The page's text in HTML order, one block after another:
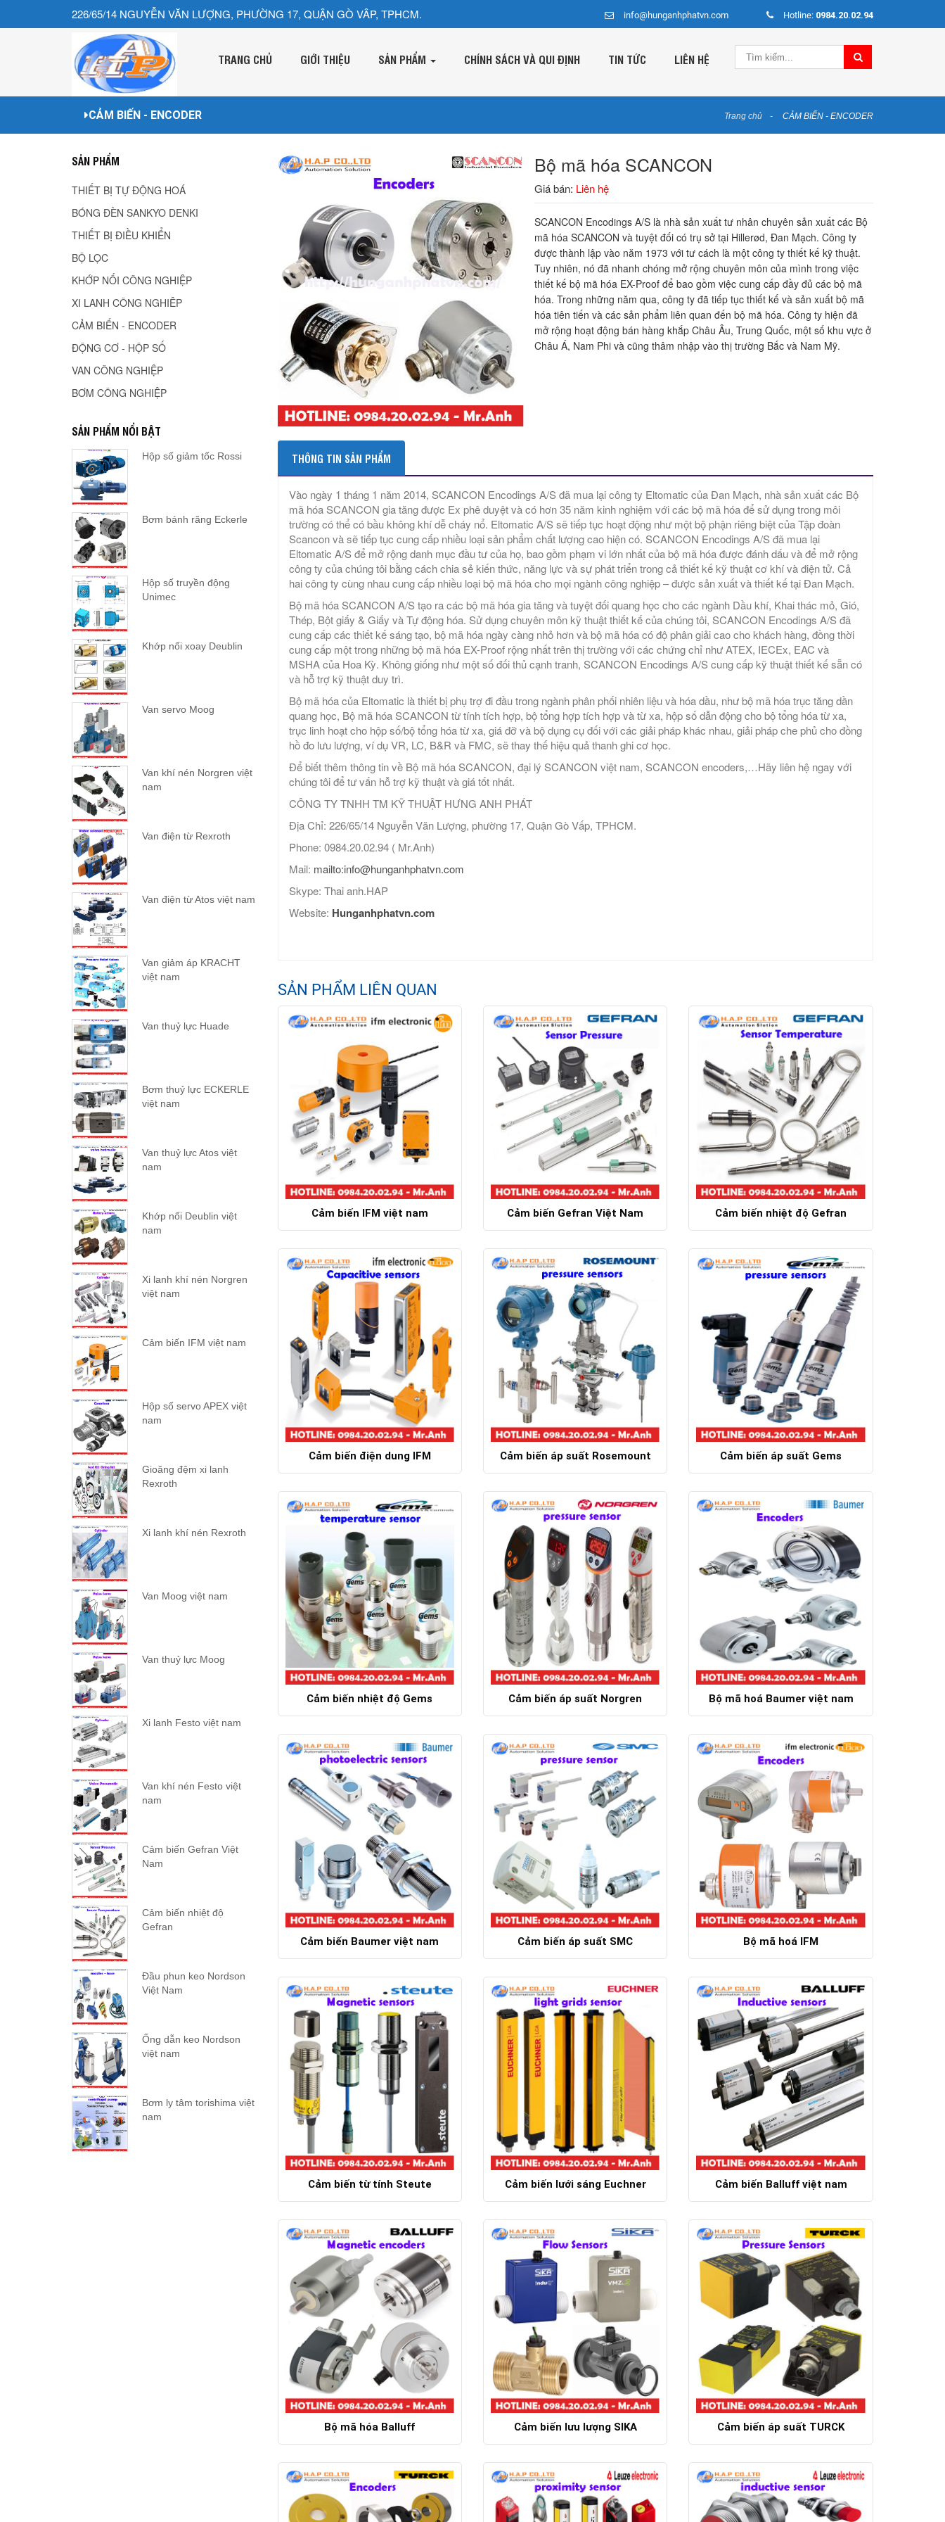
226/65/14 NGUYỄN VĂN LƯỢNG, PHƯỜNG 17, QUẬN GÒ VÂP, TPHCM. info@hunganhphatvn.com Hotline: 0984.20.02.94
TRANG CHỦ GIỚI THIỆU SẢN PHẨM CHÍNH SÁCH VÀ QUI ĐỊNH TIN TỨC LIÊN HỆ
CẢM BIẾN - ENCODER Trang chủ CẢM BIẾN - ENCODER
Bộ mã hóa SCANCON
Giá bán: Liên hệ
SCANCON Encodings A/S là nhà sản xuất tư nhân chuyên sản xuất các Bộ
mã hóa SCANCON và tuyệt đối có trụ sở tại Hillerød, Đan Mạch. Công ty
được thành lập vào năm 1973 với tư cách là một công ty thiết kế kỹ thuật.
Tuy nhiên, nó đã nhanh chóng mở rộng chuyên môn của mình trong việc
thiết kế bộ mã hóa EX-Proof để bao gồm việc cung cấp đầy đủ các bộ mã
hóa. Trong những năm qua, công ty đã tiếp tục thiết kế và sản xuất bộ mã
hóa tiên tiến và các sản phẩm liên quan đến bộ mã hóa. Công ty hiện đã
mở rộng hoạt động bán hàng khắp Châu Âu, Trung Quốc, một số khu vực ở
Châu Á, Nam Phi và cũng thâm nhập vào thị trường Bắc và Nam Mỹ.
THÔNG TIN SẢN PHẨM
Vào ngày 1 tháng 1 năm 2014, SCANCON Encodings A/S đã mua lại công ty Eltomatic của Đan Mạch, nhà sản xuất các Bộ
mã hóa SCANCON gia tăng được Ex phê duyệt và có hơn 35 năm kinh nghiệm với các bộ mã hóa để sử dụng trong môi
trường có thể có bầu không khí dễ cháy nổ. Eltomatic A/S sẽ tiếp tục hoạt động như một bộ phận riêng biệt của Tập đoàn
Scancon và sẽ tiếp tục cung cấp nhiều loại sản phẩm chất lượng cao hiện có. SCANCON Encodings A/S đã mua lại
Eltomatic A/S để mở rộng danh mục đầu tư của họ, bao gồm phạm vi lớn nhất của bộ mã hóa được đánh dấu và để mở rộng
công ty của chúng tôi bằng cách chia sẻ kiến ​​thức, năng lực và sự phát triển trong cả thiết kế kỹ thuật cơ khí và điện tử. Cả
hai công ty cùng nhau cung cấp nhiều loại bộ mã hóa cho mọi ngành công nghiệp – được sản xuất và thiết kế tại Đan Mạch.
Bộ mã hóa SCANCON A/S tạo ra các bộ mã hóa gia tăng và tuyệt đối quang học cho các ngành Dầu khí, Khai thác mỏ, Gió,
Thép, Bột giấy & Giấy và Tự động hóa. Sử dụng chuyên môn kỹ thuật thiết kế của chúng tôi, SCANCON Encodings A/S đã
cung cấp các thiết kế sáng tạo, bộ mã hóa ngày càng nhỏ hơn và bộ mã hóa có độ phân giải cao cho khách hàng, đồng thời
cung cấp một trong những bộ mã hóa EX-Proof rộng nhất trên thị trường với các chứng chỉ như ATEX, IECEx, EAC và
MSHA của Hoa Kỳ. Không giống như một số đối thủ cạnh tranh, SCANCON Encodings A/S cung cấp kỹ thuật thiết kế sẵn có
và hỗ trợ kỹ thuật duy trì.
Bộ mã hóa của Eltomatic là thiết bị phụ trợ đi đầu trong ngành phân phối nhiên liệu và hóa dầu, như bộ mã hóa trục tăng dần
quang học, Bộ mã hóa SCANCON từ tính tích hợp, bộ tổng hợp tích hợp và từ xa, hộp số dẫn động cho bộ tổng hóa từ xa,
trục linh hoạt cho hộp số/bộ tổng hóa từ xa, giá đỡ và bộ dụng cụ đối với các giải pháp khác nhau, giải pháp che phủ cho đồng
hồ đo lưu lượng, ví dụ VR, LC, B&R và FMC, sẽ thay thế hiệu quả thanh ghi cơ học.
Để biết thêm thông tin về Bộ mã hóa SCANCON, đại lý SCANCON việt nam, SCANCON encoders,…Hãy liên hệ ngay với
chúng tôi để tư vấn hỗ trợ kỹ thuật và giá tốt nhất.
CÔNG TY TNHH TM KỸ THUẬT HƯNG ANH PHÁT
Địa Chỉ: 226/65/14 Nguyễn Văn Lượng, phường 17, Quận Gò Vấp, TPHCM.
Phone: 0984.20.02.94 ( Mr.Anh)
Mail: mailto:info@hunganhphatvn.com
Skype: Thai anh.HAP
Website: Hunganhphatvn.com
SẢN PHẨM LIÊN QUAN
Cảm biến IFM việt nam
Chi tiết
Cảm biến Gefran Việt Nam
Chi tiết
Cảm biến nhiệt độ Gefran
Chi tiết
Cảm biến điện dung IFM
Chi tiết
Cảm biến áp suất Rosemount
Chi tiết
Cảm biến áp suất Gems
Cảm biến nhiệt độ Gems Cảm biến áp suất Norgren Bộ mã hoá Baumer việt nam
Chi tiết
Cảm biến Baumer việt nam Cảm biến áp suất SMC Bộ mã hoá IFM
Cảm biến từ tính Steute Cảm biến lưới sáng Euchner Cảm biến Balluff việt nam
Bộ mã hóa Balluff Cảm biến lưu lượng SIKA Cảm biến áp suất TURCK
SẢN PHẨM
THIẾT BỊ TỰ ĐỘNG HOÁ
BÓNG ĐÈN SANKYO DENKI
THIẾT BỊ ĐIỀU KHIỂN
BỘ LỌC
KHỚP NỐI CÔNG NGHIỆP
XI LANH CÔNG NGHIÊP
CẢM BIẾN - ENCODER
ĐỘNG CƠ - HỘP SỐ
VAN CÔNG NGHIỆP
BƠM CÔNG NGHIỆP
SẢN PHẨM NỔI BẬT
Hộp số giảm tốc Rossi
Bơm bánh răng Eckerle
Hộp số truyền động
Unimec
Khớp nối xoay Deublin
Van servo Moog
Van khí nén Norgren việt
nam
Van điện từ Rexroth
Van điện từ Atos việt nam
Van giảm áp KRACHT
việt nam
Van thuỷ lực Huade
Bơm thuỷ lực ECKERLE
việt nam
Van thuỷ lực Atos việt
nam
Khớp nối Deublin việt
nam
Xi lanh khí nén Norgren
việt nam
Cảm biến IFM việt nam
Hộp số servo APEX việt
nam
Gioăng đệm xi lanh
Rexroth
Xi lanh khí nén Rexroth
Van Moog việt nam
Van thuỷ lực Moog
Xi lanh Festo việt nam
Van khí nén Festo việt
nam
Cảm biến Gefran Việt
Nam
Cảm biến nhiệt độ
Gefran
Đầu phun keo Nordson
Việt Nam
Ống dẫn keo Nordson
việt nam
Bơm ly tâm torishima việt
nam